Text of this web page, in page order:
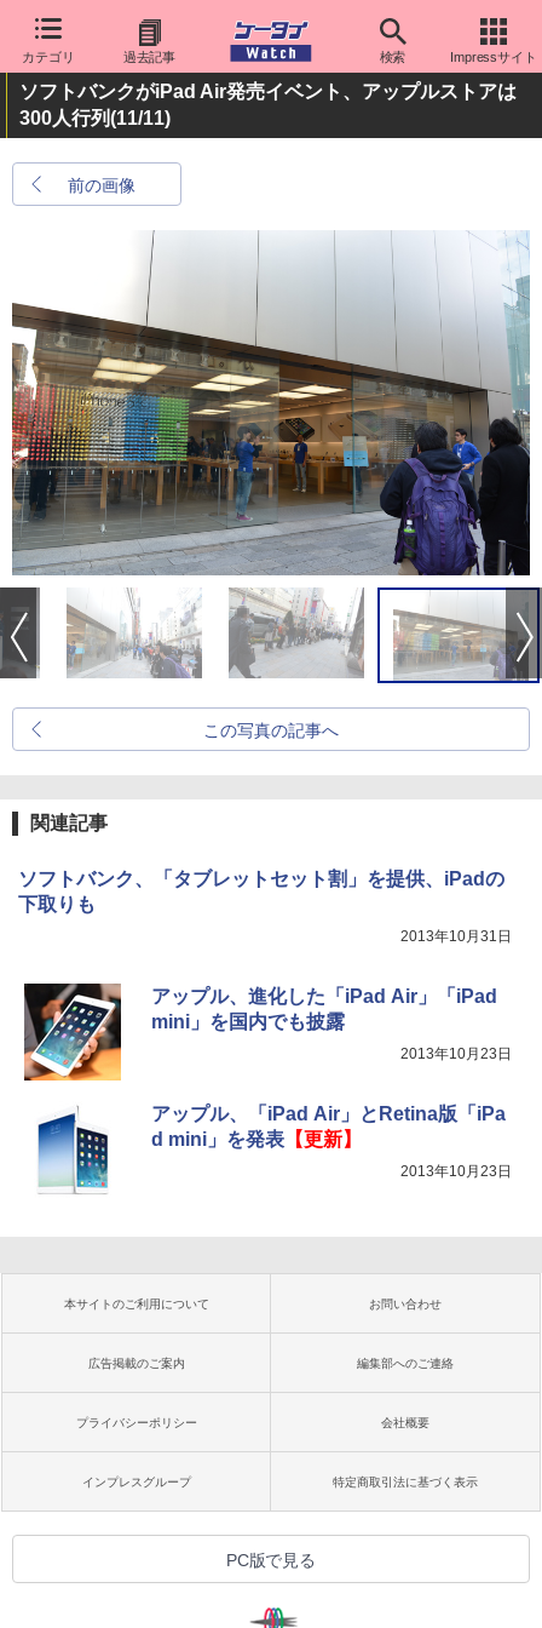
カテゴリ 過去記事 検索 Impressサイト
ソフトバンクがiPad Air発売イベント、アップルストアは
300人行列(11/11)
前の画像
この写真の記事へ
関連記事
ソフトバンク、「タブレットセット割」を提供、iPadの
下取りも
2013年10月31日
アップル、進化した「iPad Air」「iPad
mini」を国内でも披露
2013年10月23日
アップル、「iPad Air」とRetina版「iPa
d mini」を発表【更新】
2013年10月23日
本サイトのご利用について お問い合わせ
広告掲載のご案内 編集部へのご連絡
プライバシーポリシー 会社概要
インプレスグループ 特定商取引法に基づく表示
PC版で見る